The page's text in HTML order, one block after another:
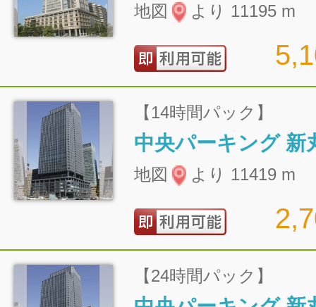
地図 より 11195 m
【14時間パック】
地図 より 11419 m
【24時間パック】